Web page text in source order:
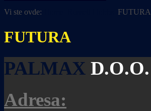
Vi ste ovde:
FUTURA
FUTURA
PALMAX D.O.O.
Adresa: